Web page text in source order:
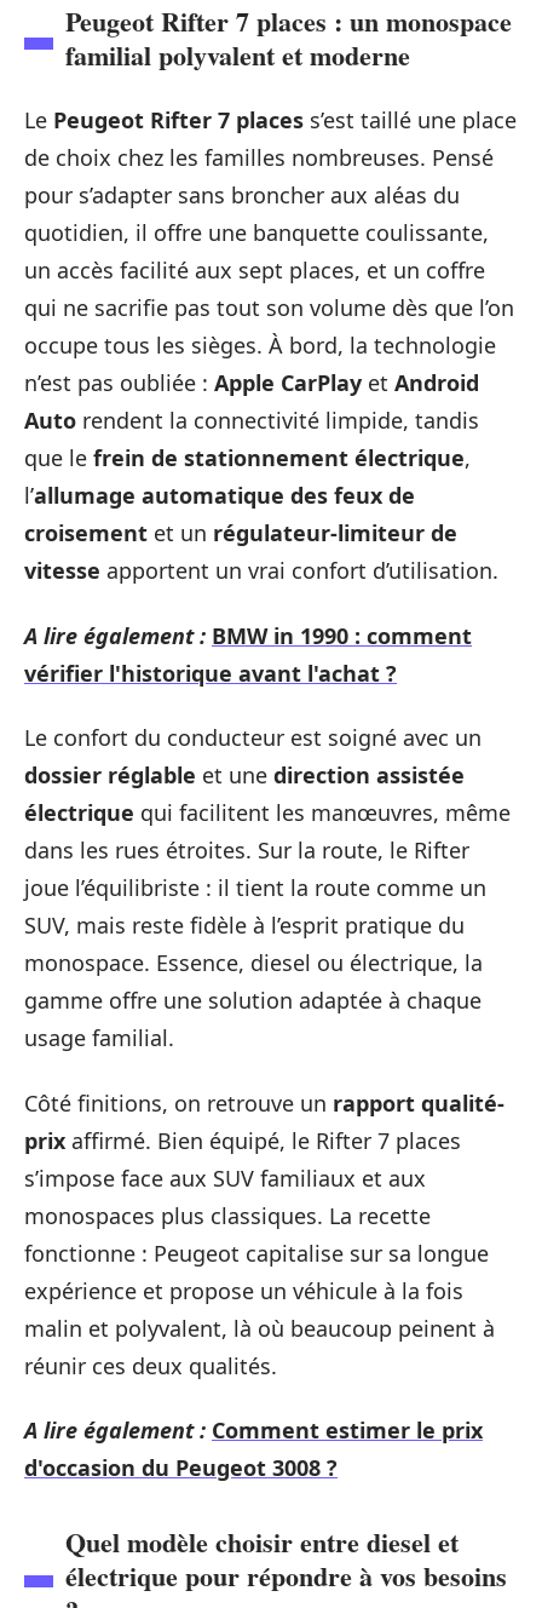
Peugeot Rifter 7 places : un monospace
familial polyvalent et moderne
Le Peugeot Rifter 7 places s’est taillé une place
de choix chez les familles nombreuses. Pensé
pour s’adapter sans broncher aux aléas du
quotidien, il offre une banquette coulissante,
un accès facilité aux sept places, et un coffre
qui ne sacrifie pas tout son volume dès que l’on
occupe tous les sièges. À bord, la technologie
n’est pas oubliée : Apple CarPlay et Android
Auto rendent la connectivité limpide, tandis
que le frein de stationnement électrique,
l’allumage automatique des feux de
croisement et un régulateur-limiteur de
vitesse apportent un vrai confort d’utilisation.
A lire également : BMW in 1990 : comment
vérifier l'historique avant l'achat ?
Le confort du conducteur est soigné avec un
dossier réglable et une direction assistée
électrique qui facilitent les manœuvres, même
dans les rues étroites. Sur la route, le Rifter
joue l’équilibriste : il tient la route comme un
SUV, mais reste fidèle à l’esprit pratique du
monospace. Essence, diesel ou électrique, la
gamme offre une solution adaptée à chaque
usage familial.
Côté finitions, on retrouve un rapport qualité-
prix affirmé. Bien équipé, le Rifter 7 places
s’impose face aux SUV familiaux et aux
monospaces plus classiques. La recette
fonctionne : Peugeot capitalise sur sa longue
expérience et propose un véhicule à la fois
malin et polyvalent, là où beaucoup peinent à
réunir ces deux qualités.
A lire également : Comment estimer le prix
d'occasion du Peugeot 3008 ?
Quel modèle choisir entre diesel et
électrique pour répondre à vos besoins